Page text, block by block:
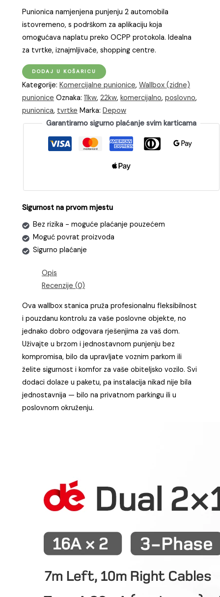
Punionica namjenjena punjenju 2 automobila
istovremeno, s podrškom za aplikaciju koja
omogućava naplatu preko OCPP protokola. Idealna
za tvrtke, iznajmljivače, shopping centre.
dé
Komercijalna
javna
punionica
za
OCPP
količina
DODAJ U KOŠARICU
Kategorije:Komercijalne punionice,Wallbox (zidne)
punionice Oznaka:11kw,22kw,komercijalno,poslovno,
punionica, tvrtke Marka:Depow
Garantiramo sigurno plaćanje svim karticama
Sigurnost na prvom mjestu
Bez rizika - moguće plaćanje pouzećem
Moguć povrat proizvoda
Sigurno plaćanje
Opis
Recenzije (0)
Ova wallbox stanica pruža profesionalnu fleksibilnost
i pouzdanu kontrolu za vaše poslovne objekte, no
jednako dobro odgovara rješenjima za vaš dom.
Uživajte u brzom i jednostavnom punjenju bez
kompromisa, bilo da upravljate voznim parkom ili
želite sigurnost i komfor za vaše obiteljsko vozilo. Svi
dodaci dolaze u paketu, pa instalacija nikad nije bila
jednostavnija — bilo na privatnom parkingu ili u
poslovnom okruženju.